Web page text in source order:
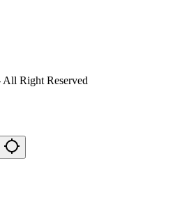
Right Reserved